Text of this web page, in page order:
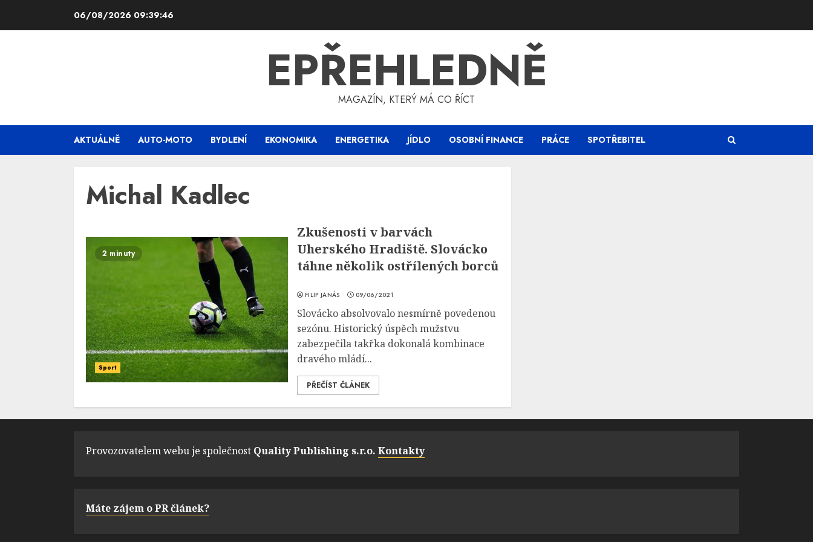
06/08/2026 09:39:46
EPŘEHLEDNĚ
MAGAZÍN, KTERÝ MÁ CO ŘÍCT
AKTUÁLNĚ AUTO-MOTO BYDLENÍ EKONOMIKA ENERGETIKA JÍDLO OSOBNÍ FINANCE PRÁCE SPOTŘEBITEL
Michal Kadlec
2 minuty
Sport
Zkušenosti v barvách
Uherského Hradiště. Slovácko
táhne několik ostřílených borců
FILIP JANÁS 09/06/2021
Slovácko absolvovalo nesmírně povedenou
sezónu. Historický úspěch mužstvu
zabezpečila takřka dokonalá kombinace
dravého mládí...
PŘEČÍST ČLÁNEK
Provozovatelem webu je společnost Quality Publishing s.r.o. Kontakty
Máte zájem o PR článek?